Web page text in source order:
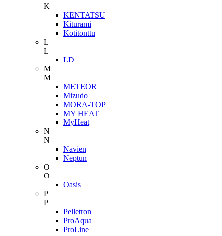
K
KENTATSU
Kiturami
Kotitonttu
L
L
LD
M
M
METEOR
Mizudo
MORA-TOP
MY HEAT
MyHeat
N
N
Navien
Neptun
O
O
Oasis
P
P
Pelletron
ProAqua
ProLine